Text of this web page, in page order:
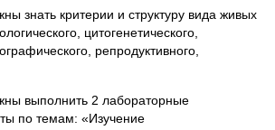
знать критерии и структуру вида живых
цитогенетического,
репродуктивного,
выполнить 2 лабораторные
по темам: «Изучение